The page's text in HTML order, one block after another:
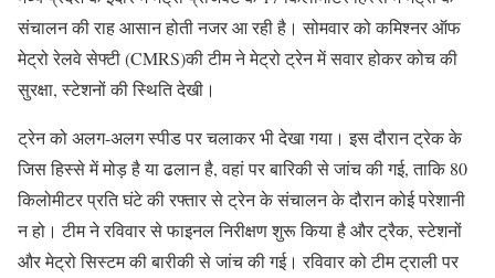
संचालन की राह आसान होती नजर आ रही है। सोमवार को कमिश्नर ऑफ
मेट्रो रेलवे सेफ्टी (CMRS)की टीम ने मेट्रो ट्रेन में सवार होकर कोच की
सुरक्षा, स्टेशनों की स्थिति देखी।
ट्रेन को अलग-अलग स्पीड पर चलाकर भी देखा गया। इस दौरान ट्रेक के
जिस हिस्से में मोड़ है या ढलान है, वहां पर बारिकी से जांच की गई, ताकि 80
किलोमीटर प्रति घंटे की रफ्तार से ट्रेन के संचालन के दौरान कोई परेशानी
न हो। टीम ने रविवार से फाइनल निरीक्षण शुरू किया है और ट्रैक, स्टेशनों
और मेट्रो सिस्टम की बारीकी से जांच की गई। रविवार को टीम ट्राली पर